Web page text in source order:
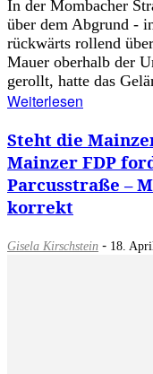
In der Mombacher
über dem Abgrund -
rückwärts rollend
Mauer oberhalb der
gerollt, hatte das
Weiterlesen
Steht die
Mainzer FDP
Parcusstraße –
korrekt
Gisela Kirschstein - 18.